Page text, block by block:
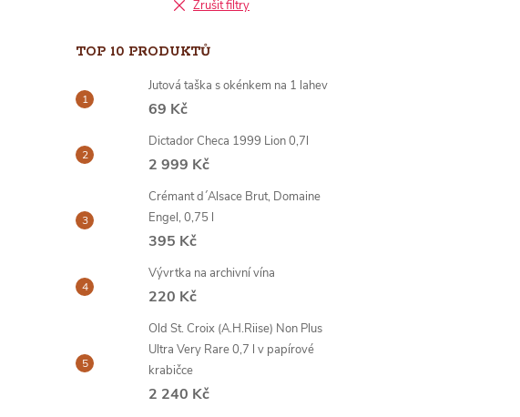
Zrušit filtry
TOP 10 PRODUKTŮ
Jutová taška s okénkem na 1 lahev
69 Kč
Dictador Checa 1999 Lion 0,7l
2 999 Kč
Crémant d´Alsace Brut, Domaine
Engel, 0,75 l
395 Kč
Vývrtka na archivní vína
220 Kč
Old St. Croix (A.H.Riise) Non Plus
Ultra Very Rare 0,7 l v papírové
krabičce
2 240 Kč